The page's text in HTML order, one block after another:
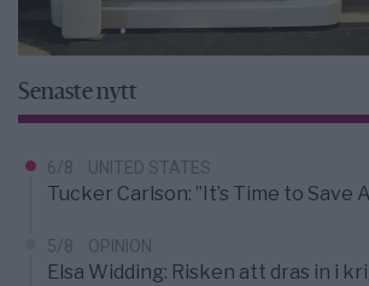
Senaste nytt
6/8 UNITED STATES
Tucker Carlson: ”It’s Time to Save
5/8 OPINION
Elsa Widding: Risken att dras in i